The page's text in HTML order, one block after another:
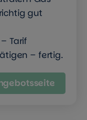
gut
Tarif
– fertig.